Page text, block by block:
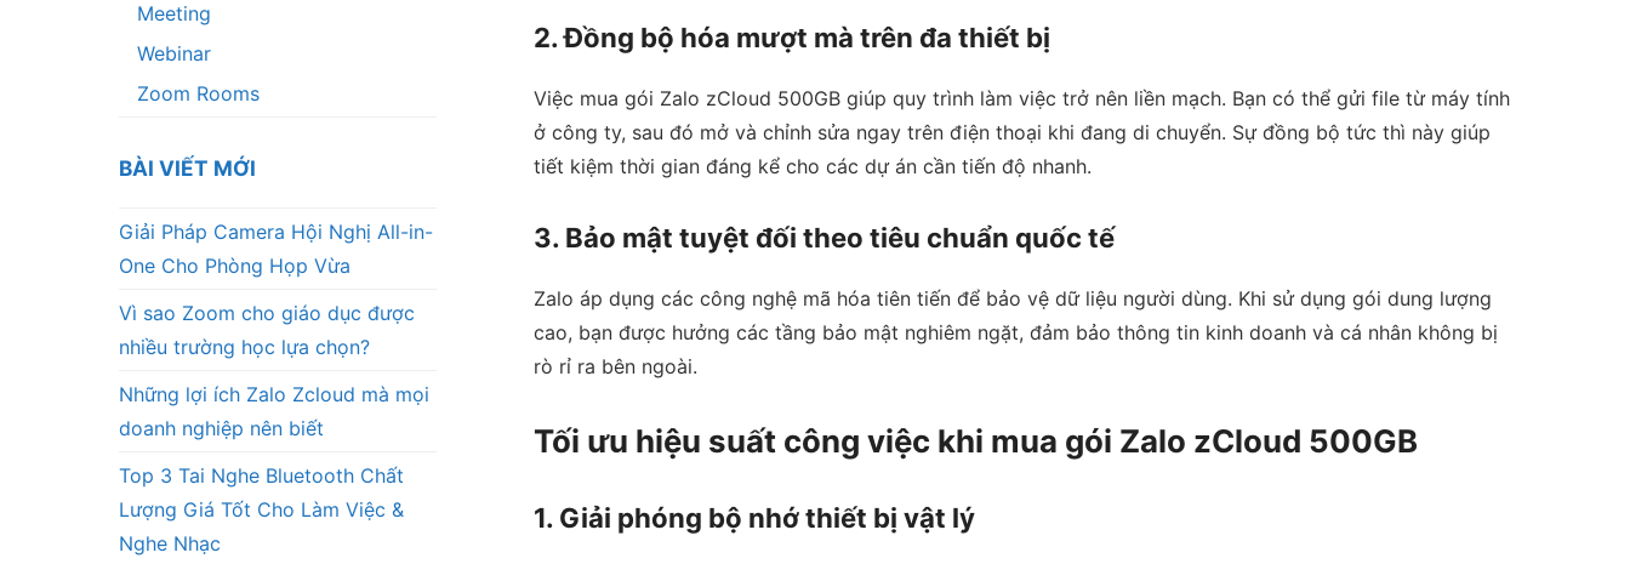
2. Đồng bộ hóa mượt mà trên đa thiết bị
Việc mua gói Zalo zCloud 500GB giúp quy trình làm việc trở nên liền mạch. Bạn có thể gửi file từ máy tính
ở công ty, sau đó mở và chỉnh sửa ngay trên điện thoại khi đang di chuyển. Sự đồng bộ tức thì này giúp
tiết kiệm thời gian đáng kể cho các dự án cần tiến độ nhanh.
3. Bảo mật tuyệt đối theo tiêu chuẩn quốc tế
Zalo áp dụng các công nghệ mã hóa tiên tiến để bảo vệ dữ liệu người dùng. Khi sử dụng gói dung lượng
cao, bạn được hưởng các tầng bảo mật nghiêm ngặt, đảm bảo thông tin kinh doanh và cá nhân không bị
rò rỉ ra bên ngoài.
Tối ưu hiệu suất công việc khi mua gói Zalo zCloud 500GB
1. Giải phóng bộ nhớ thiết bị vật lý
Meeting
Webinar
Zoom Rooms
BÀI VIẾT MỚI
Giải Pháp Camera Hội Nghị All-in-
One Cho Phòng Họp Vừa
Vì sao Zoom cho giáo dục được
nhiều trường học lựa chọn?
Những lợi ích Zalo Zcloud mà mọi
doanh nghiệp nên biết
Top 3 Tai Nghe Bluetooth Chất
Lượng Giá Tốt Cho Làm Việc &
Nghe Nhạc